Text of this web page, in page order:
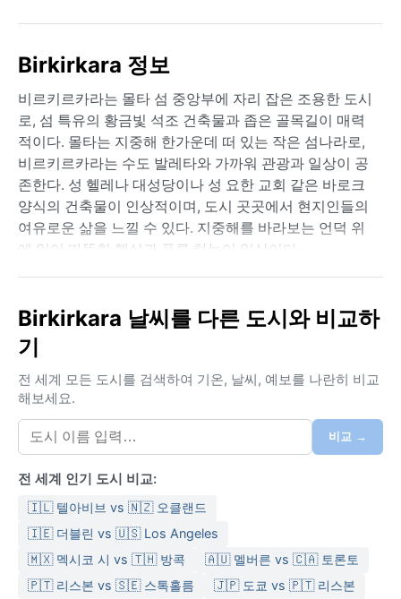
Birkirkara 정보
비르키르카라는 몰타 섬 중앙부에 자리 잡은 조용한 도시
로, 섬 특유의 황금빛 석조 건축물과 좁은 골목길이 매력
적이다. 몰타는 지중해 한가운데 떠 있는 작은 섬나라로,
비르키르카라는 수도 발레타와 가까워 관광과 일상이 공
존한다. 성 헬레나 대성당이나 성 요한 교회 같은 바로크
양식의 건축물이 인상적이며, 도시 곳곳에서 현지인들의
여유로운 삶을 느낄 수 있다. 지중해를 바라보는 언덕 위
에 있어 따뜻한 햇살과 푸른 하늘이 일상이다.
기후는 전형적인 지중해성 기후(Csa)로, 여름은 덥고 건
기온이 30°C를 넘는 날이 많고 습도는 낮아 쾌적하지만,
강한 햇볕에 대비해 선크림과 얇은 면옷이 필수다. 겨울
우산과 가벼운 겉옷을 챙기는 것이 좋다. 봄과 가을은 가
장 온화한 계절로, 낮에는 20°C 안팎의 기온이 유지되어
산책과 야외 활동에 이상적이다. 연간 강수량은 약
550mm로 대부분 겨울에 집중된다.
날씨 측면에서 가장 방문하기 좋은 시기는 4월에서 6월,
그리고 9월에서 10월이다. 이맘때는 무덥지도 않고 비도
적어 쾌적하다. 여름철에는 시로코라는 사하라 사막에서
불어오는 뜨겁고 먼지 섞인 바람이 가끔 나타나 기온을
치솟게 하고 하늘을 뿌옇게 만든다. 겨울철에는 강한 바
람과 함께 갑작스러운 폭우가 내리기도 하지만, 눈은 거
Birkirkara 날씨를 다른 도시와 비교하
기
전 세계 모든 도시를 검색하여 기온, 날씨, 예보를 나란히 비교
해보세요.
비교 →
전 세계 인기 도시 비교:
🇮🇱 텔아비브 vs 🇳🇿 오클랜드
🇮🇪 더블린 vs 🇺🇸 Los Angeles
🇲🇽 멕시코 시 vs 🇹🇭 방콕
🇦🇺 멜버른 vs 🇨🇦 토론토
🇵🇹 리스본 vs 🇸🇪 스톡홀름
🇯🇵 도쿄 vs 🇵🇹 리스본